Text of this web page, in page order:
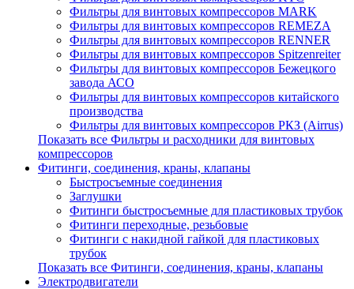
Фильтры для винтовых компрессоров MARK
Фильтры для винтовых компрессоров REMEZA
Фильтры для винтовых компрессоров RENNER
Фильтры для винтовых компрессоров Spitzenreiter
Фильтры для винтовых компрессоров Бежецкого
завода АСО
Фильтры для винтовых компрессоров китайского
производства
Фильтры для винтовых компрессоров РКЗ (Airrus)
Показать все Фильтры и расходники для винтовых
компрессоров
Фитинги, соединения, краны, клапаны
Быстросъемные соединения
Заглушки
Фитинги быстросъемные для пластиковых трубок
Фитинги переходные, резьбовые
Фитинги с накидной гайкой для пластиковых
трубок
Показать все Фитинги, соединения, краны, клапаны
Электродвигатели